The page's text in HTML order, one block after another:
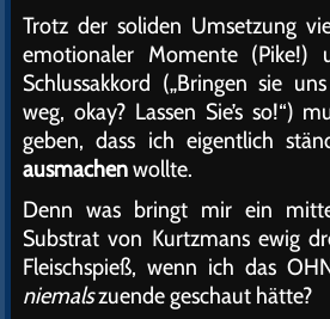
Trotz der soliden Umsetzung
emotionaler Momente (Pike!)
Schlussakkord („Bringen sie
weg, okay? Lassen Sie’s so!“)
geben, dass ich eigentlich
ausmachenwollte.
Denn was bringt mir ein
Substrat von Kurtzmans ewig
Fleischspieß, wenn ich das
niemalszuende geschaut hätte?